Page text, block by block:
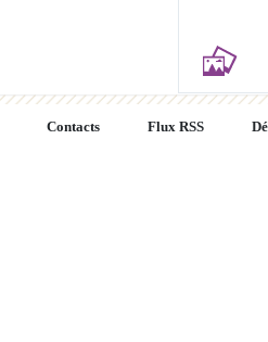
Contacts Flux RSS